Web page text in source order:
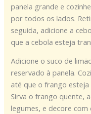
panela grande e
por todos os lados.
seguida, adicione a
que a cebola esteja
Adicione o suco de
reservado à panela.
até que o frango esteja
Sirva o frango quente,
legumes, e decore